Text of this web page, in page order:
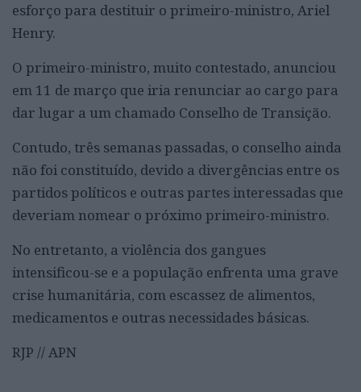
esforço para destituir o primeiro-ministro, Ariel
Henry.
O primeiro-ministro, muito contestado, anunciou
em 11 de março que iria renunciar ao cargo para
dar lugar a um chamado Conselho de Transição.
Contudo, três semanas passadas, o conselho ainda
não foi constituído, devido a divergências entre os
partidos políticos e outras partes interessadas que
deveriam nomear o próximo primeiro-ministro.
No entretanto, a violência dos gangues
intensificou-se e a população enfrenta uma grave
crise humanitária, com escassez de alimentos,
medicamentos e outras necessidades básicas.
RJP // APN